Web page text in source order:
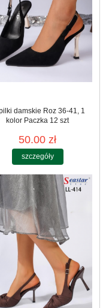
damskie Roz 36-41, 1
kolor Paczka 12 szt
50.00 zł
szczegóły